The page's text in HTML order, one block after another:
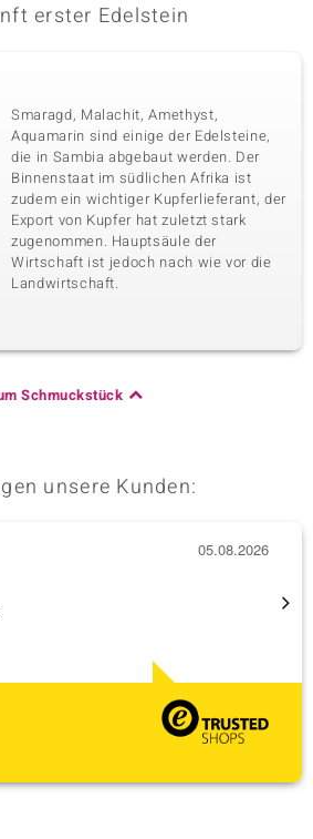
erster Edelstein
Smaragd, Malachit, Amethyst,
Aquamarin sind einige der Edelsteine,
die in Sambia abgebaut werden. Der
Binnenstaat im südlichen Afrika ist
zudem ein wichtiger Kupferlieferant, der
Export von Kupfer hat zuletzt stark
zugenommen. Hauptsäule der
Wirtschaft ist jedoch nach wie vor die
Landwirtschaft.
Schmuckstück
unsere Kunden:
05.08.2026